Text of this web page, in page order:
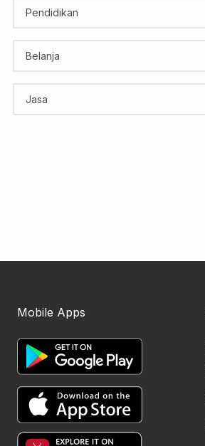
Pendidikan
Belanja
Jasa
Mobile Apps